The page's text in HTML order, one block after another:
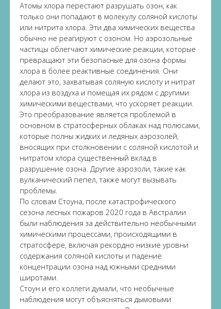
Атомы хлора перестают разрушать озон, как
только они попадают в молекулу соляной кислоты
или нитрита хлора. Эти два химических вещества
обычно не реагируют с озоном. Но аэрозольные
частицы облегчают химические реакции, которые
превращают эти безопасные для озона формы
хлора в более реактивные соединения. Они
делают это, захватывая соляную кислоту и нитрат
хлора из воздуха и помещая их рядом с другими
химическими веществами, что ускоряет реакции.
Это преобразование является проблемой в
основном в стратосферных облаках над полюсами,
которые полны жидких и ледяных аэрозолей,
вносящих при столкновении с соляной кислотой и
нитратом хлора существенный вклад в
разрушение озона. Другие аэрозоли, такие как
вулканический пепел, также могут вызывать
проблемы.
По словам Стоуна, после катастрофического
сезона лесных пожаров 2020 года в Австралии
были наблюдения за действительно необычными
химическими процессами, происходящими в
стратосфере, включая рекордно низкие уровни
содержания соляной кислоты и падение
концентрации озона над южными средними
широтами.
Стоун и его коллеги думали, что необычные
наблюдения могут объясняться дымовыми